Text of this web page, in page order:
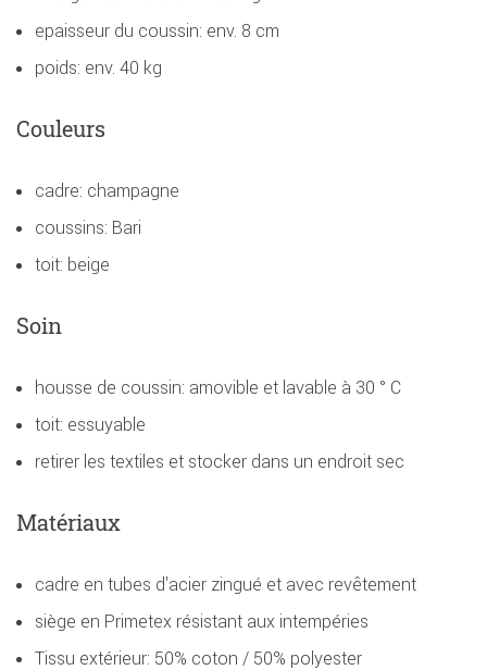
epaisseur du coussin: env. 8 cm
poids: env. 40 kg
Couleurs
cadre: champagne
coussins: Bari
toit: beige
Soin
housse de coussin: amovible et lavable à 30 ° C
toit: essuyable
retirer les textiles et stocker dans un endroit sec
Matériaux
cadre en tubes d'acier zingué et avec revêtement
siège en Primetex résistant aux intempéries
Tissu extérieur: 50% coton / 50% polyester